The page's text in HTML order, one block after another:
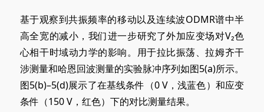
基于观察到共振频率的移动以及连续波ODMR谱中半
高全宽的减小，我们进一步研究了外加应变场对V₂色
心相干时域动力学的影响。用于拉比振荡、拉姆齐干
涉测量和哈恩回波测量的实验脉冲序列如图5(a)所示。
图5(b)–5(d)展示了在基线条件（0 V，浅蓝色）和应变
条件（150 V，红色）下的对比测量结果。